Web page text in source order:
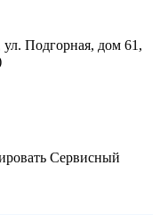
Подгорная, дом 61,
Сервисный